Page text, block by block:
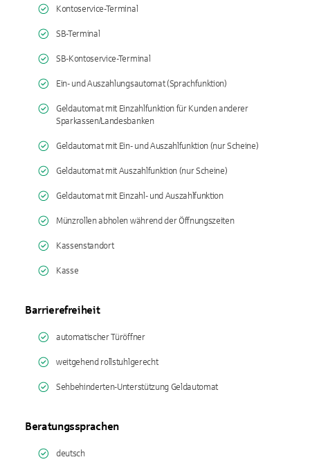
Kontoservice-Terminal
SB-Terminal
SB-Kontoservice-Terminal
Ein- und Auszahlungsautomat (Sprachfunktion)
Geldautomat mit Einzahlfunktion für Kunden anderer
Sparkassen/Landesbanken
Geldautomat mit Ein- und Auszahlfunktion (nur Scheine)
Geldautomat mit Auszahlfunktion (nur Scheine)
Geldautomat mit Einzahl- und Auszahlfunktion
Münzrollen abholen während der Öffnungszeiten
Kassenstandort
Kasse
Barrierefreiheit
automatischer Türöffner
weitgehend rollstuhlgerecht
Sehbehinderten-Unterstützung Geldautomat
Beratungssprachen
deutsch